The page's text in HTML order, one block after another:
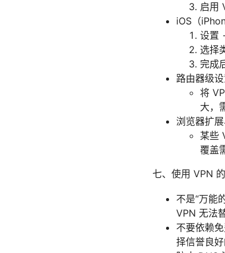
启用
iOS（
设置
选择
完成
路由器级
将
大，
浏览器扩展
某些
覆盖
七、使用 VPN
不是“万能
VPN 无法
不要依赖
择信誉良好